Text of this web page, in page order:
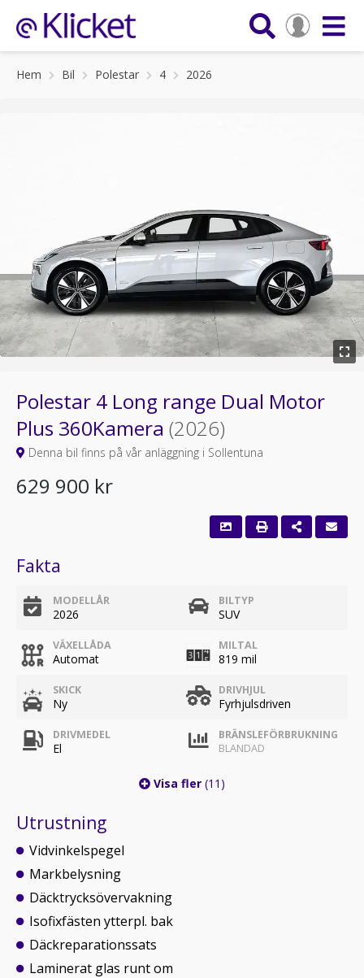
Hem Bil Polestar 4 2026
Polestar 4 Long range Dual Motor
Plus 360Kamera (2026)
Denna bil finns på vår anläggning i Sollentuna
629 900 kr
Fakta
MODELLÅR
2026
BILTYP
SUV
VÄXELLÅDA
Automat
MILTAL
819 mil
SKICK
Ny
DRIVHJUL
Fyrhjulsdriven
DRIVMEDEL
El
BRÄNSLEFÖRBRUKNING
BLANDAD
Visa fler (11)
Utrustning
Vidvinkelspegel
Markbelysning
Däcktrycksövervakning
Isofixfästen ytterpl. bak
Däckreparationssats
Laminerat glas runt om